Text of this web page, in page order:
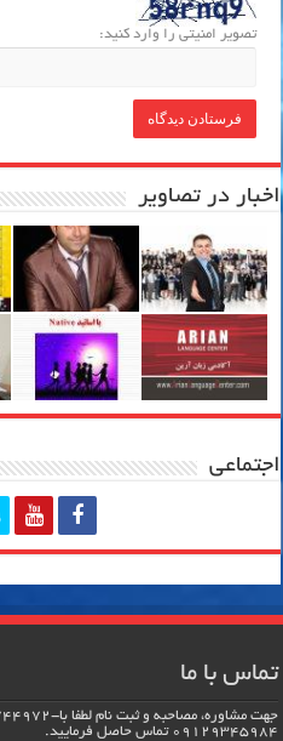
تصویر امنیتی را وارد کنید:
اخبار در تصاویر
اجتماعی
تماس با ما
09129345984 تماس حاصل فرماييد.